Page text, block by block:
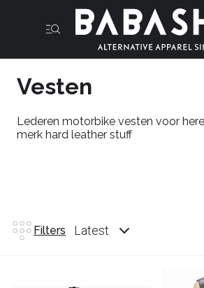
Vesten
Lederen motorbike vesten voor
merk hard leather stuff
Filters Latest